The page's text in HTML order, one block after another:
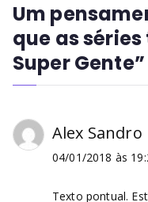
Um
que as
Super Gente”
Alex Sandro
04/01/2018 às
Texto pontual.